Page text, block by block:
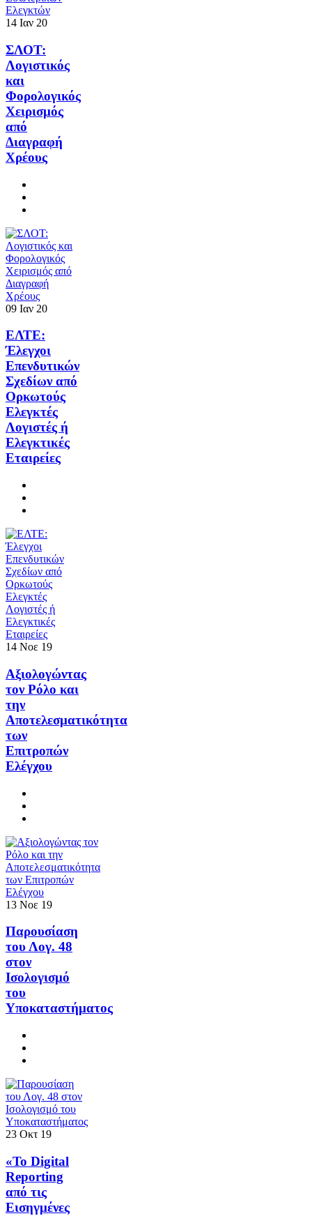
14 Ιαν 20
ΣΛΟΤ:
Λογιστικός
και
Φορολογικός
Χειρισμός
από
Διαγραφή
Χρέους
09 Ιαν 20
ΕΛΤΕ:
Έλεγχοι
Επενδυτικών
Σχεδίων από
Ορκωτούς
Ελεγκτές
Λογιστές ή
Ελεγκτικές
Εταιρείες
14 Νοε 19
Αξιολογώντας
τον Ρόλο και
την
Aποτελεσματικότητα
των
Επιτροπών
Ελέγχου
13 Νοε 19
Παρουσίαση
του Λογ. 48
στον
Ισολογισμό
του
Υποκαταστήματος
23 Οκτ 19
«Το Digital
Reporting
από τις
Εισηγμένες